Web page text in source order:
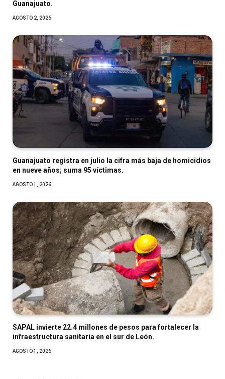
Guanajuato.
AGOSTO 2, 2026
Guanajuato registra en julio la cifra más baja de homicidios
en nueve años; suma 95 víctimas.
AGOSTO 1, 2026
SAPAL invierte 22.4 millones de pesos para fortalecer la
infraestructura sanitaria en el sur de León.
AGOSTO 1, 2026